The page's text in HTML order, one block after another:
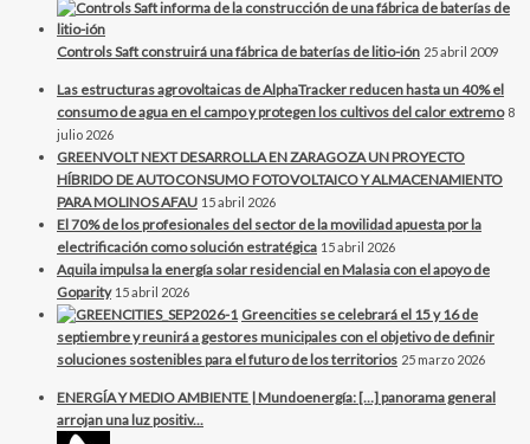
Controls Saft construirá una fábrica de baterías de litio-ión 25 abril 2009
Las estructuras agrovoltaicas de AlphaTracker reducen hasta un 40% el
consumo de agua en el campo y protegen los cultivos del calor extremo 8
julio 2026
GREENVOLT NEXT DESARROLLA EN ZARAGOZA UN PROYECTO
HÍBRIDO DE AUTOCONSUMO FOTOVOLTAICO Y ALMACENAMIENTO
PARA MOLINOS AFAU 15 abril 2026
El 70% de los profesionales del sector de la movilidad apuesta por la
electrificación como solución estratégica 15 abril 2026
Aquila impulsa la energía solar residencial en Malasia con el apoyo de
Goparity 15 abril 2026
Greencities se celebrará el 15 y 16 de
septiembre y reunirá a gestores municipales con el objetivo de definir
soluciones sostenibles para el futuro de los territorios 25 marzo 2026
ENERGÍA Y MEDIO AMBIENTE | Mundoenergía: […] panorama general
arrojan una luz positiv...